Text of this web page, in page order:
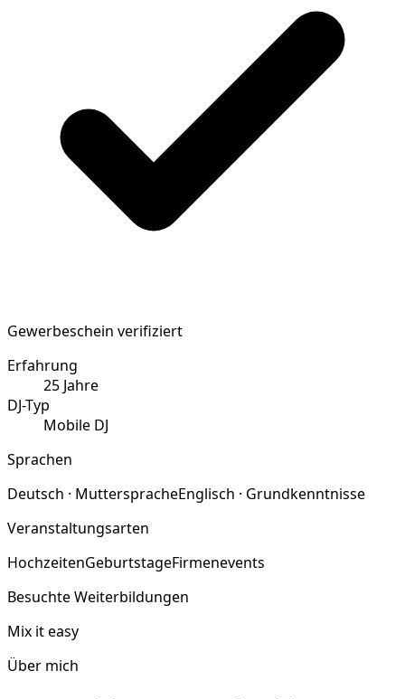
Gewerbeschein verifiziert
Erfahrung
25 Jahre
DJ-Typ
Mobile DJ
Sprachen
Deutsch · MutterspracheEnglisch · Grundkenntnisse
Veranstaltungsarten
HochzeitenGeburtstageFirmenevents
Besuchte Weiterbildungen
Mix it easy
Über mich